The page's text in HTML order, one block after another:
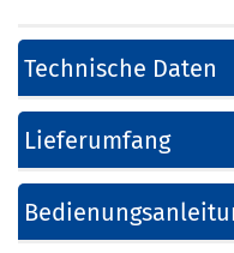
Technische Daten
Lieferumfang